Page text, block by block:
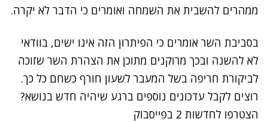
ממהרים להשבית את השמחה ואומרים כי הדבר לא יקרה.
בסביבת השר אומרים כי הפיתרון הזה אינו ישים, בוודאי
לא להשנה ובכך מרוקנים מתוכן את הצהרת השר שזוכה
לביקורת חריפה בשל המעבר לשעון חורף כשחם כל כך.
רוצים לקבל עדכונים נוספים ברגע שיהיה חדש בנושא?
הצטרפו לחדשות 2 בפייסבוק